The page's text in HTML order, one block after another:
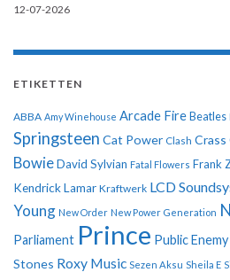
12-07-2026
ETIKETTEN
ABBA Amy Winehouse Arcade Fire Beatles
Springsteen Cat Power Clash Crass
BowieDavid Sylvian Fatal Flowers Frank
Kendrick Lamar Kraftwerk LCD
Young New Order New Power Generation
Parliament Prince Public Enemy
Stones Roxy Music Sezen Aksu Sheila E